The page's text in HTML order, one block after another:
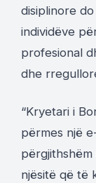
disiplinore
individëve
profesional
dhe
“Kryetari i
përmes një
njësitë që të